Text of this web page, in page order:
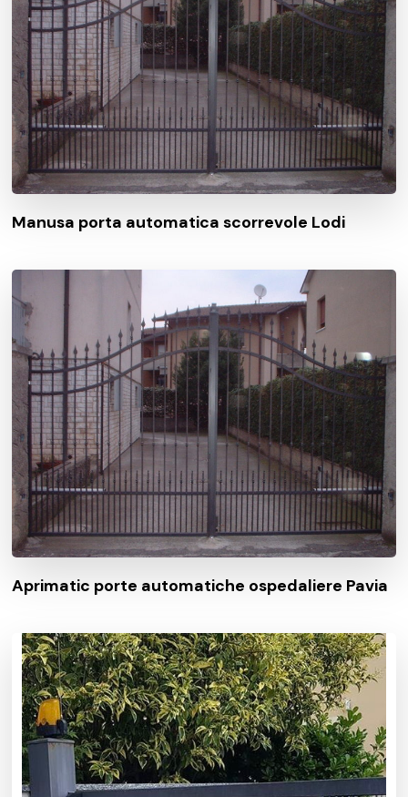
Manusa porta automatica scorrevole Lodi
Aprimatic porte automatiche ospedaliere Pavia